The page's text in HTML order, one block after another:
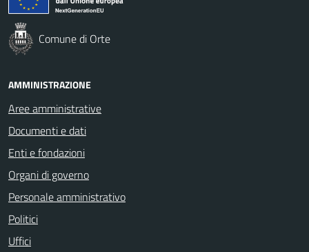
Comune di Orte
AMMINISTRAZIONE
Aree amministrative
Documenti e dati
Enti e fondazioni
Organi di governo
Personale amministrativo
Politici
Uffici